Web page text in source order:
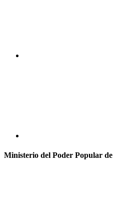
Ministerio del Poder Popular